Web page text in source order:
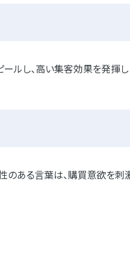
ルし、高い集客効果を発揮し
性のある言葉は、購買意欲を